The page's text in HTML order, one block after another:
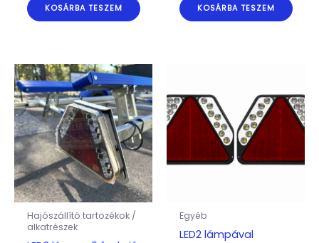
KOSÁRBA TESZEM KOSÁRBA TESZEM
Hajószállító tartozékok /
alkatrészek
Egyéb
LED2 lámpával